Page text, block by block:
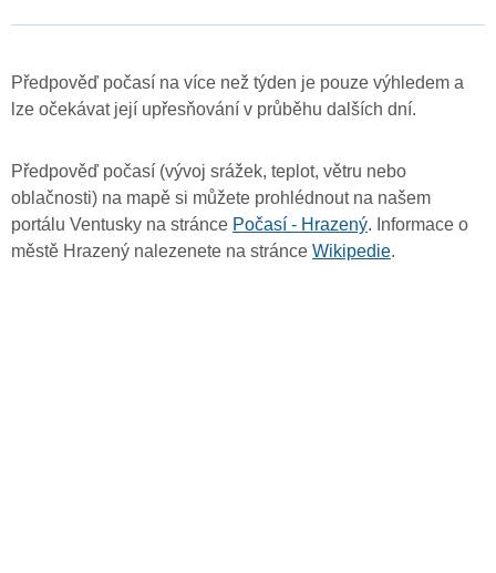
Předpověď počasí na více než týden je pouze výhledem a
lze očekávat její upřesňování v průběhu dalších dní.
Předpověď počasí (vývoj srážek, teplot, větru nebo
oblačnosti) na mapě si můžete prohlédnout na našem
portálu Ventusky na stránce Počasí - Hrazený. Informace o
městě Hrazený nalezenete na stránce Wikipedie.